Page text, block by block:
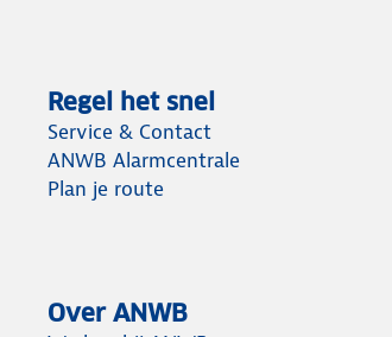
Regel het snel
Service & Contact
ANWB Alarmcentrale
Plan je route
Over ANWB